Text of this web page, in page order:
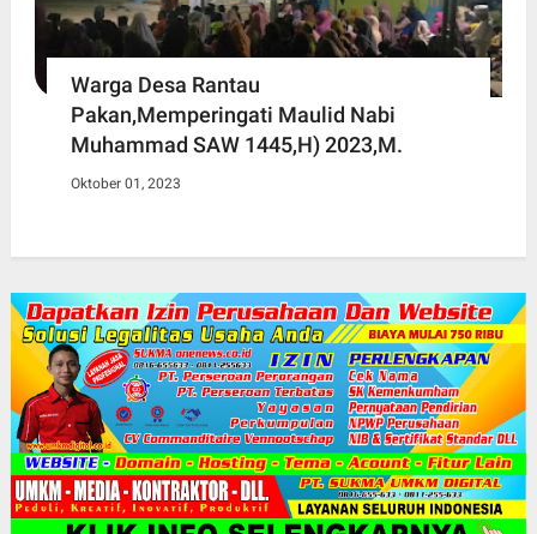
Warga Desa Rantau
Pakan,Memperingati Maulid Nabi
Muhammad SAW 1445,H) 2023,M.
Oktober 01, 2023